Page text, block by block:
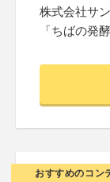
株式会社サ
「ちばの発
おすすめのコン